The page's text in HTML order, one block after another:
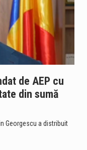
de AEP cu
din sumă
Georgescu a distribuit